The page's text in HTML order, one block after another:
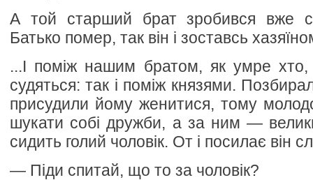
А той старший брат зробився вже
Батько помер, так він і зоставсь
...І поміж нашим братом, як умре
судяться: так і поміж князями.
присудили йому женитися, тому
шукати собі дружби, а за ним —
сидить голий чоловік. От і посилає він
— Піди спитай, що то за чоловік?